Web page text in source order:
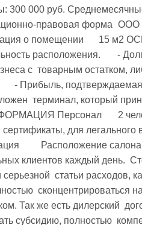
300 000 руб.
Место расположения	г.Санкт- Петербург,
ОСНОВНЫЕ СРЕДСТВА Средства
с  товарным остатком,
- Прибыль,
терминал, который
Документы, лицензии	 Имеются все
для легального
дает
клиентов каждый день.
статьи расходов,
сконцентрироваться
Так же есть дилерский
субсидию, полностью